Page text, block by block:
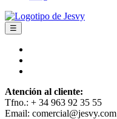
☰
Atención al cliente:
Tfno.: + 34 963 92 35 55
Email: comercial@jesvy.com